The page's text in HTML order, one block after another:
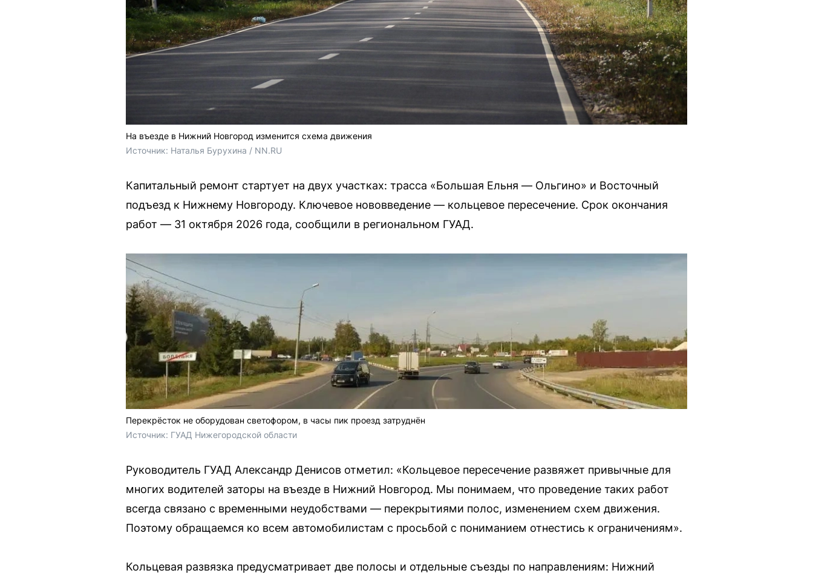
На въезде в Нижний Новгород изменится схема движения
Источник: Наталья Бурухина / NN.RU
Капитальный ремонт стартует на двух участках: трасса «Большая Ельня — Ольгино» и Восточный
подъезд к Нижнему Новгороду. Ключевое нововведение — кольцевое пересечение. Срок окончания
работ — 31 октября 2026 года, сообщили в региональном ГУАД.
Перекрёсток не оборудован светофором, в часы пик проезд затруднён
Источник: ГУАД Нижегородской области
Руководитель ГУАД Александр Денисов отметил: «Кольцевое пересечение развяжет привычные для
многих водителей заторы на въезде в Нижний Новгород. Мы понимаем, что проведение таких работ
всегда связано с временными неудобствами — перекрытиями полос, изменением схем движения.
Поэтому обращаемся ко всем автомобилистам с просьбой с пониманием отнестись к ограничениям».
Кольцевая развязка предусматривает две полосы и отдельные съезды по направлениям: Нижний